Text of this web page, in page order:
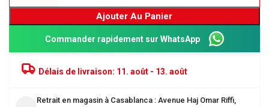
Ajouter Au Panier
Commander rapidement sur WhatsApp
Délais de livraison: 11. août - 13. août
Retrait en magasin à Casablanca : Avenue Haj Omar Riffi,